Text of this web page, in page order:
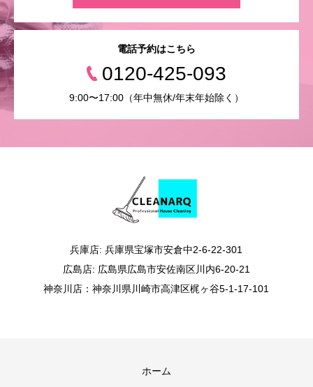
電話予約はこちら
0120-425-093
9:00〜17:00（年中無休/年末年始除く）
兵庫店: 兵庫県宝塚市安倉中2-6-22-301
広島店: 広島県広島市安佐南区川内6-20-21
神奈川店：神奈川県川崎市高津区梶ヶ谷5-1-17-101
ホーム